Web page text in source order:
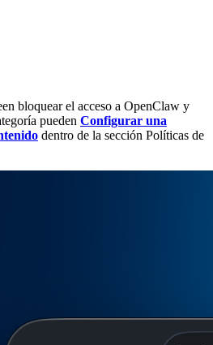
bloquear el acceso a OpenClaw y
pueden Configurar una
dentro de la sección Políticas de